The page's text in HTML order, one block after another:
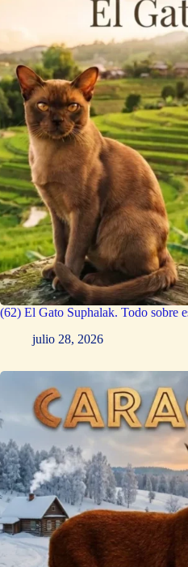
(62) El Gato Suphalak. Todo sobre
julio 28, 2026